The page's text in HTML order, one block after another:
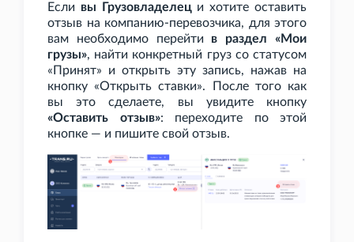
Если вы Грузовладелеци хотите оставить
отзыв на компанию-перевозчика, для этого
вам необходимо перейти в раздел «Мои
грузы», найти конкретный груз со статусом
«Принят» и открыть эту запись, нажав на
кнопку «Открыть ставки». После того как
вы это сделаете, вы увидите кнопку
«Оставить отзыв»: переходите по этой
кнопке — и пишите свой отзыв.